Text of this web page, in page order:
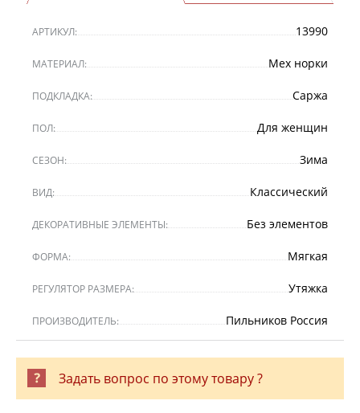
АРТИКУЛ: 13990
МАТЕРИАЛ: Мех норки
ПОДКЛАДКА: Саржа
ПОЛ: Для женщин
СЕЗОН: Зима
ВИД: Классический
ДЕКОРАТИВНЫЕ ЭЛЕМЕНТЫ: Без элементов
ФОРМА: Мягкая
РЕГУЛЯТОР РАЗМЕРА: Утяжка
ПРОИЗВОДИТЕЛЬ: Пильников Россия
Задать вопрос по этому товару ?